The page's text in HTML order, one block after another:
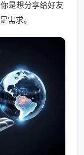
是想分享给好友
需求。